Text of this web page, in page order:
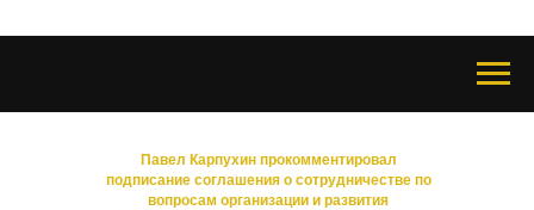
Павел Карпухин прокомментировал
подписание соглашения о сотрудничестве по
вопросам организации и развития